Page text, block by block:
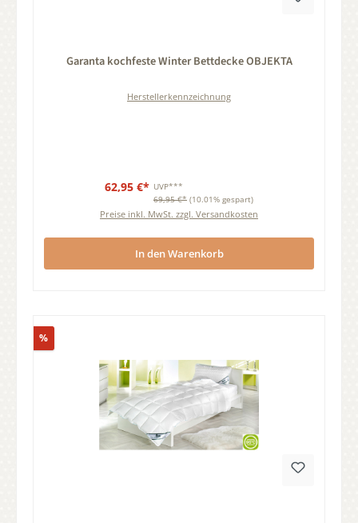
Garanta kochfeste Winter Bettdecke OBJEKTA
Herstellerkennzeichnung
62,95 €* UVP***
69,95 €* (10.01% gespart)
Preise inkl. MwSt. zzgl. Versandkosten
In den Warenkorb
%Rabatt